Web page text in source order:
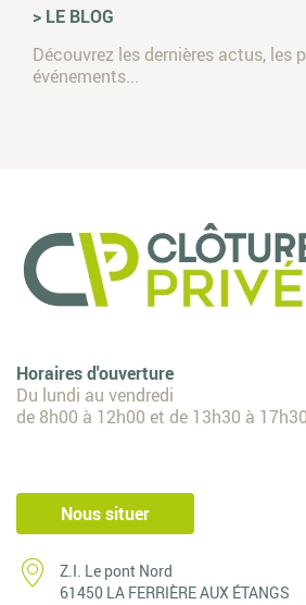
> LE BLOG
Découvrez les dernières actus, les
événements...
Horaires d'ouverture
Du lundi au vendredi
de 8h00 à 12h00 et de 13h30 à 17h30
Nous situer
Z.I. Le pont Nord
61450 LA FERRIÈRE AUX ÉTANGS